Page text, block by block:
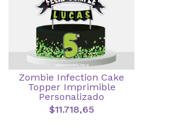
Zombie Infection Cake
Topper Imprimible
Personalizado
$11.718,65